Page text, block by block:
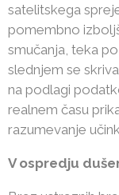
satelitskega
pomembno
smučanja, teka
slednjem se
na podlagi
realnem času
razumevanje
V ospredju